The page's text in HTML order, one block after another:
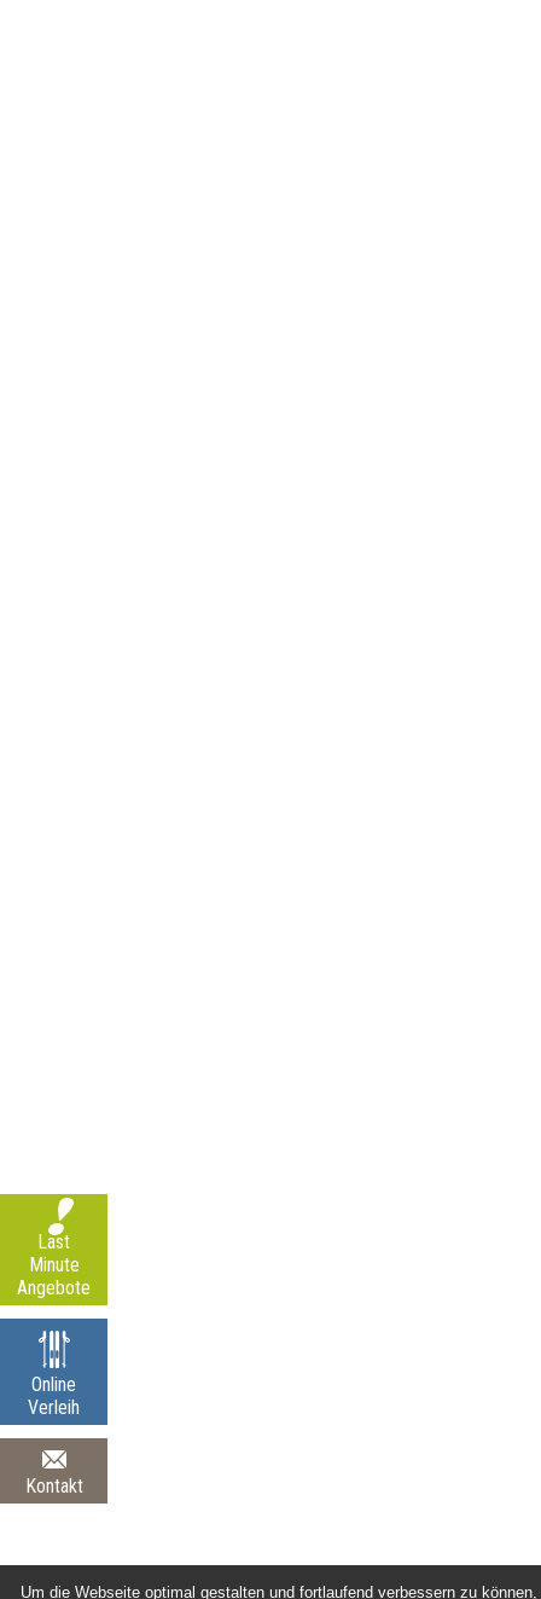
Online
Verleih
Last
Minute
Angebote
Kontakt
Um die Webseite optimal gestalten und fortlaufend verbessern zu